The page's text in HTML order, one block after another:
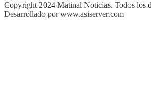
Copyright 2024 Matinal Noticias. Todos los
Desarrollado por www.asiserver.com